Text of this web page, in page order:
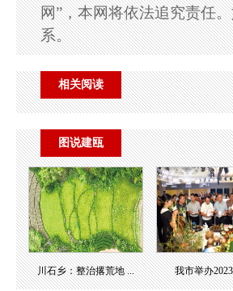
网”，本网将依法追究责任
系。
相关阅读
图说建瓯
川石乡：整治撂荒地 ... 我市举办